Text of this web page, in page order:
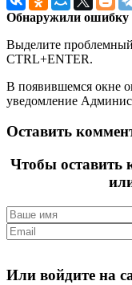
Обнаружили ошибку
Выделите
CTRL+ENTER.
В появившемся окне
уведомление
Оставить
Чтобы оставить
Или войдите на